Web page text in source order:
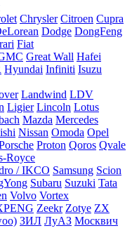
Chrysler Citroen Cupra
Dodge DongFeng
Fiat
Great Wall Hafei
Hyundai Infiniti Isuzu
Landwind LDV
Ligier Lincoln Lotus
Mazda Mercedes
Nissan Omoda Opel
Proton Qoros Qvale
Royce
/ IKCO Samsung Scion
Subaru Suzuki Tata
Volvo Vortex
Zeekr Zotye ZX
ЗИЛ ЛуАЗ Москвич